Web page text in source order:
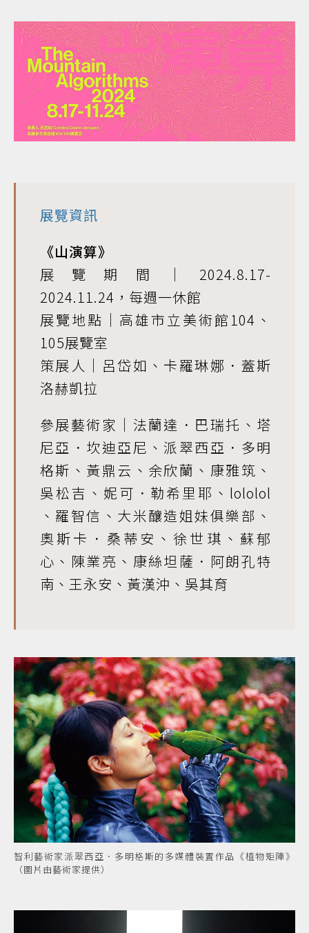
展覽資訊
《山演算》
展覽期間｜2024.8.17-
2024.11.24，每週一休館
展覽地點｜高雄市立美術館104、
105展覽室
策展人｜呂岱如、卡羅琳娜．蓋斯
洛赫凱拉
參展藝術家｜法蘭達．巴瑞托、塔
尼亞．坎迪亞尼、派翠西亞．多明
格斯、黃鼎云、余欣蘭、康雅筑、
吳松吉、妮可．勒希里耶、lololol
、羅智信、大米釀造姐妹俱樂部、
奧斯卡．桑蒂安、徐世琪、蘇郁
心、陳業亮、康絲坦薩．阿朗孔特
南、王永安、黃漢沖、吳其育
智利藝術家派翠西亞．多明格斯的多媒體裝置作品《植物矩陣》
（圖片由藝術家提供）